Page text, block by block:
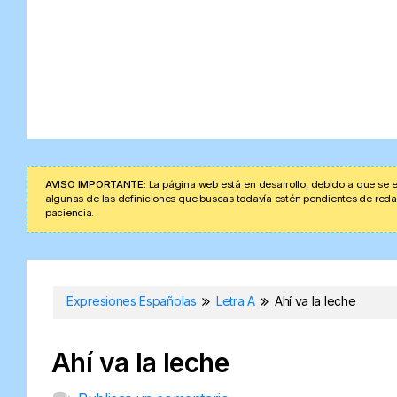
AVISO IMPORTANTE: La página web está en desarrollo, debido a que
algunas de las definiciones que buscas todavía estén pendientes de
paciencia.
Expresiones Españolas Letra A Ahí va la leche
Ahí va la leche